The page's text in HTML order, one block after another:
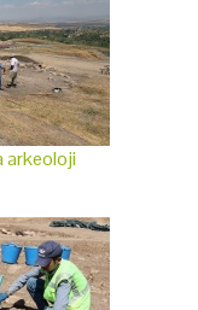
arkeoloji